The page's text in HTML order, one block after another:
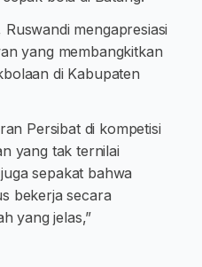
mengapresiasi
yang membangkitkan
di Kabupaten
Persibat di kompetisi
yang tak ternilai
sepakat bahwa
bekerja secara
yang jelas,”